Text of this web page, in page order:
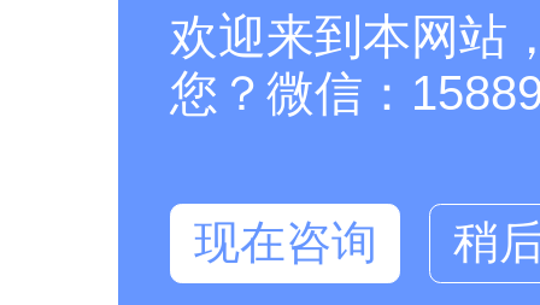
欢迎来到本网站
您？微信：
现在咨询 稍